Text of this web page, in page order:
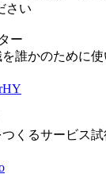
さい
ー
を誰かのために
つくるサービス